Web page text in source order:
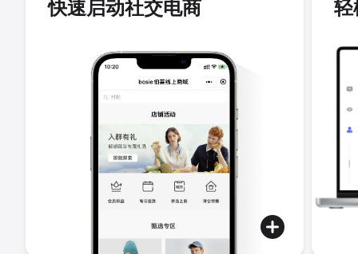
快速启动社交电商
轻